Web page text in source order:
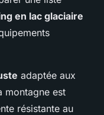
en lac glaciaire
adaptée aux
montagne est
résistante au